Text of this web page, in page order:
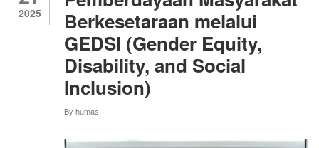
2025
Berkesetaraan melalui
GEDSI (Gender Equity,
Disability, and Social
Inclusion)
By humas